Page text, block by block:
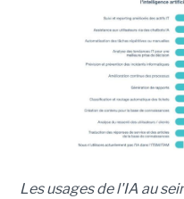
Les usages de l'IA au